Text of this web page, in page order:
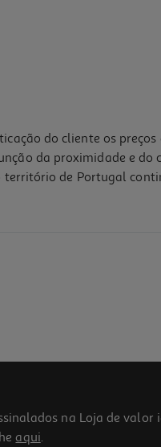
do cliente os
da proximidade e do
território de Portugal
na Loja de valor
aqui.